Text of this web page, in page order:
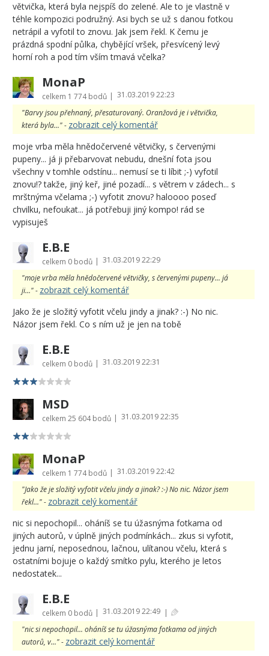
větvička, která byla nejspíš do zelené. Ale to je vlastně v
téhle kompozici podružný. Asi bych se už s danou fotkou
netrápil a vyfotil to znovu. Jak jsem řekl. K čemu je
prázdná spodní půlka, chybějící vršek, přesvícený levý
horní roh a pod tím vším tmavá včelka?
MonaP
celkem 1 774 bodů | 31.03.2019 22:23
"Barvy jsou přehnaný, přesaturovaný. Oranžová je i větvička,
která byla..." - zobrazit celý komentář
moje vrba měla hnědočervené větvičky, s červenými
pupeny... já ji přebarvovat nebudu, dnešní fota jsou
všechny v tomhle odstínu... nemusí se ti líbit ;-) vyfotil
znovu!? takže, jiný keř, jiné pozadí... s větrem v zádech... s
mrštnýma včelama ;-) vyfotit znovu? haloooo poseď
chvilku, nefoukat... já potřebuji jiný kompo! rád se
vypisuješ
E.B.E
celkem 0 bodů | 31.03.2019 22:29
"moje vrba měla hnědočervené větvičky, s červenými pupeny... já
ji..." - zobrazit celý komentář
Jako že je složitý vyfotit včelu jindy a jinak? :-) No nic.
Názor jsem řekl. Co s ním už je jen na tobě
E.B.E
celkem 0 bodů | 31.03.2019 22:31
MSD
celkem 25 604 bodů | 31.03.2019 22:35
MonaP
celkem 1 774 bodů | 31.03.2019 22:42
"Jako že je složitý vyfotit včelu jindy a jinak? :-) No nic. Názor jsem
řekl..." - zobrazit celý komentář
nic si nepochopil... oháníš se tu úžasnýma fotkama od
jiných autorů, v úplně jiných podmínkách... zkus si vyfotit,
jednu jarní, neposednou, lačnou, ulítanou včelu, která s
ostatními bojuje o každý smítko pylu, kterého je letos
nedostatek...
E.B.E
celkem 0 bodů | 31.03.2019 22:49 |
"nic si nepochopil... oháníš se tu úžasnýma fotkama od jiných
autorů, v..." - zobrazit celý komentář